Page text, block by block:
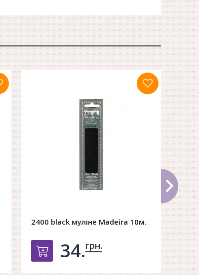
2400 black муліне Madeira 10м.
Добавить в корзину
34.грн.